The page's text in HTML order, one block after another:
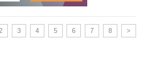
3 4 5 6 7 8 >